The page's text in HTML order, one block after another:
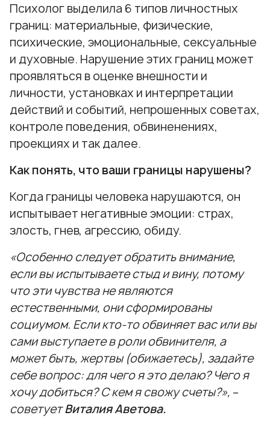
Психолог выделила 6 типов личностных
границ: материальные, физические,
психические, эмоциональные, сексуальные
и духовные. Нарушение этих границ может
проявляться в оценке внешности и
личности, установках и интерпретации
действий и событий, непрошенных советах,
контроле поведения, обвиненениях,
проекциях и так далее.
Как понять, что ваши границы нарушены?
Когда границы человека нарушаются, он
испытывает негативные эмоции: страх,
злость, гнев, агрессию, обиду.
«Особенно следует обратить внимание,
если вы испытываете стыд и вину, потому
что эти чувства не являются
естественными, они сформированы
социумом. Если кто-то обвиняет вас или вы
сами выступаете в роли обвинителя, а
может быть, жертвы (обижаетесь), задайте
себе вопрос: для чего я это делаю? Чего я
хочу добиться? С кем я свожу счеты?», –
советуетВиталия Аветова.